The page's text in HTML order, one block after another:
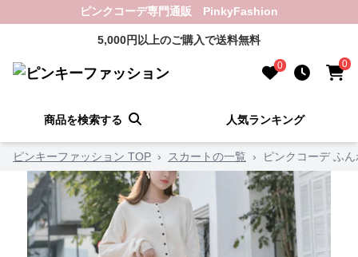
ピンクコーデ専門通販 PinkyFashion
5,000円以上のご購入で送料無料
0 0
商品を検索する 人気ランキング
ピンキーファッション TOP › スカートの一覧 › ピンクコーデ ふ